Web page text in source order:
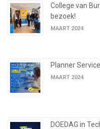
College van
bezoek!
MAART 2024
Planner
MAART 2024
DOEDAG in